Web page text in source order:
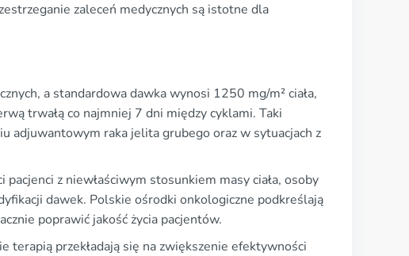
zaleceń medycznych są istotne dla
a standardowa dawka wynosi 1250 mg/m² ciała,
trwałą co najmniej 7 dni między cyklami. Taki
adjuwantowym raka jelita grubego oraz w sytuacjach z
z niewłaściwym stosunkiem masy ciała, osoby
dawek. Polskie ośrodki onkologiczne podkreślają
poprawić jakość życia pacjentów.
terapią przekładają się na zwiększenie efektywności